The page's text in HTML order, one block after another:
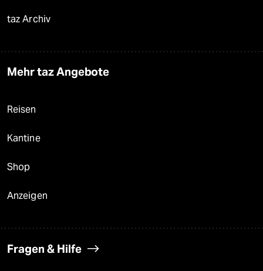
taz Archiv
Mehr taz Angebote
Reisen
Kantine
Shop
Anzeigen
Fragen & Hilfe